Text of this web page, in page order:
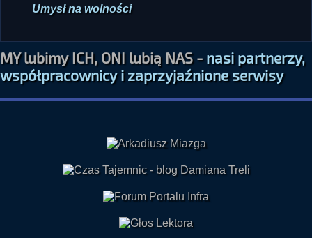
Umysł na wolności
MY lubimy ICH, ONI lubią NAS -nasi partnerzy,
współpracownicy i zaprzyjaźnione serwisy